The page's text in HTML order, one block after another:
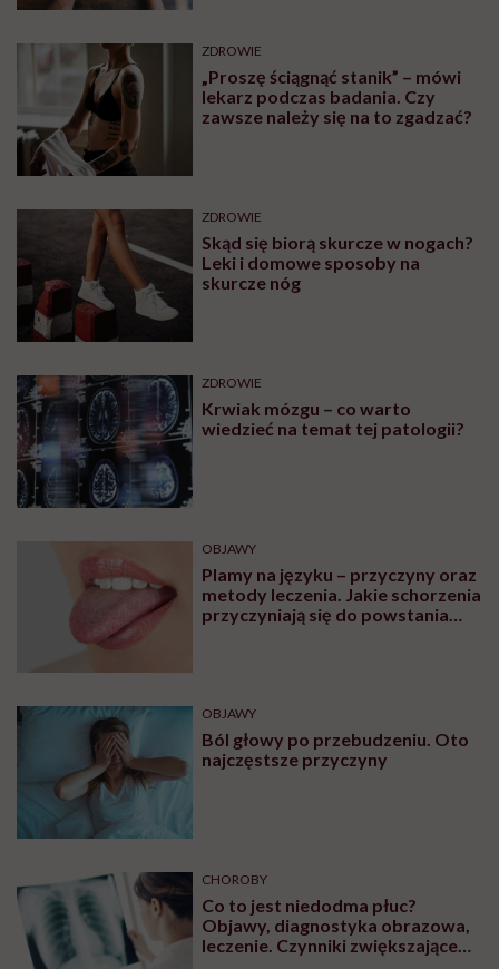
ZDROWIE
„Proszę ściągnąć stanik” – mówi
lekarz podczas badania. Czy
zawsze należy się na to zgadzać?
ZDROWIE
Skąd się biorą skurcze w nogach?
Leki i domowe sposoby na
skurcze nóg
ZDROWIE
Krwiak mózgu – co warto
wiedzieć na temat tej patologii?
OBJAWY
Plamy na języku – przyczyny oraz
metody leczenia. Jakie schorzenia
przyczyniają się do powstania
OBJAWY
Ból głowy po przebudzeniu. Oto
najczęstsze przyczyny
CHOROBY
Co to jest niedodma płuc?
Objawy, diagnostyka obrazowa,
leczenie. Czynniki zwiększające